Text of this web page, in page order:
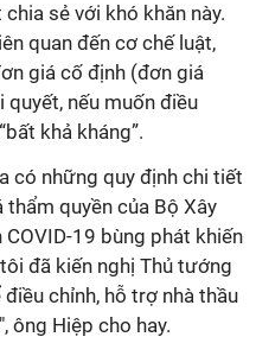
sẻ với khó khăn này.
quan đến cơ chế luật,
giá cố định (đơn giá
nếu muốn điều
khả kháng”.
có những quy định chi tiết
thẩm quyền của Bộ Xây
19 bùng phát khiến
đã kiến nghị Thủ tướng
chỉnh, hỗ trợ nhà thầu
ông Hiệp cho hay.